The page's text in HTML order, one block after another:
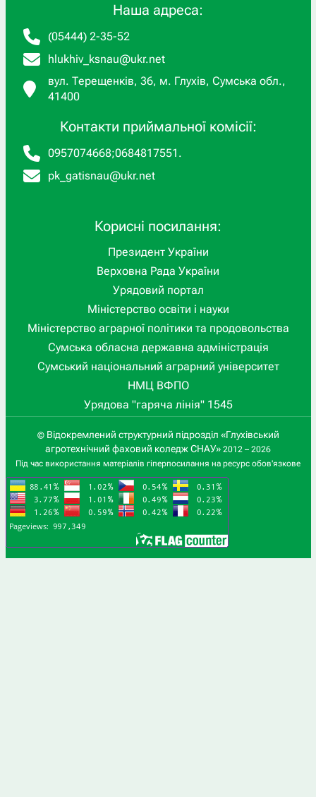
Наша адреса:
(05444) 2-35-52
hlukhiv_ksnau@ukr.net
вул. Терещенків, 36, м. Глухів, Сумська обл.,
41400
Контакти приймальної комісії:
0957074668;0684817551 .
pk_gatisnau@ukr.net
Корисні посилання:
Президент України
Верховна Рада України
Урядовий портал
Міністерство освіти і науки
Міністерство аграрної політики та продовольства
Сумська обласна державна адміністрація
Сумський національний аграрний університет
НМЦ ВФПО
Урядова "гаряча лінія" 1545
© Відокремлений структурний підрозділ «Глухівський
агротехнічний фаховий коледж СНАУ» 2012 – 2026
Під час використання матеріалів гіперпосилання на ресурс обов'язкове